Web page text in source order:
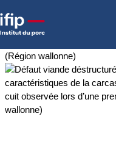
Accueil
avec les caractéristiques
(Région wallonne)